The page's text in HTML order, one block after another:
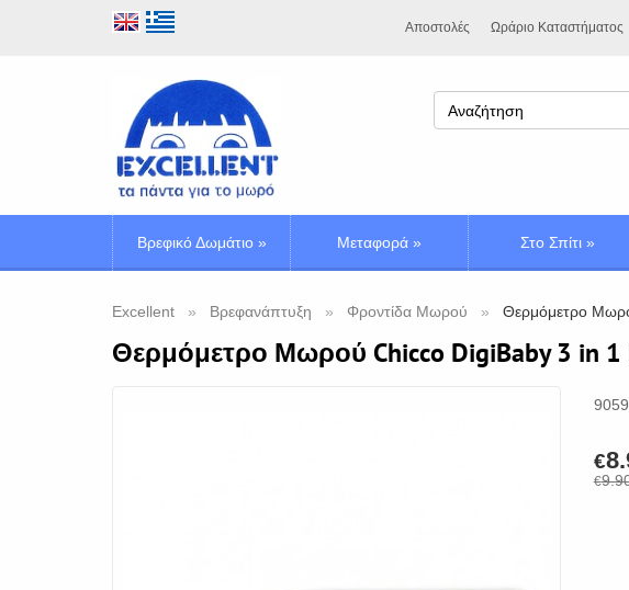
Αποστολές Ωράριο Καταστήματος
Βρεφικό Δωμάτιο» Μεταφορά » Στο Σπίτι »
Excellent Βρεφανάπτυξη Φροντίδα Μωρού Θερμόμετρο
Θερμόμετρο Μωρού Chicco DigiBaby 3 in 1
€
€